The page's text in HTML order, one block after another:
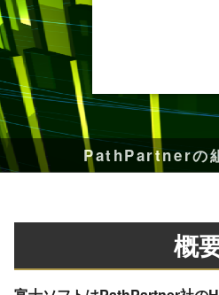
PathPartnerの
概